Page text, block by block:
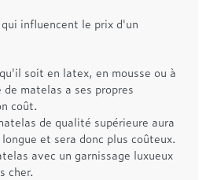
influencent le prix d'un
soit en latex, en mousse ou à
matelas a ses propres
coût.
de qualité supérieure aura
et sera donc plus coûteux.
avec un garnissage luxueux
cher.